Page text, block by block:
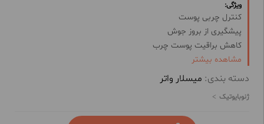
ویژگی:
کنترل چربی پوست
پیشگیری از بروز جوش
کاهش براقیت پوست چرب
ضد حساسیت و التهاب
استفاده از فناوری نوین میسل
فاقد مواد صابونی، پارابن، روغن و الکل
پاک کننده آرایش های غلیظ و ضد آب
مشاهده بیشتر
دسته بندی: میسلار واتر
ژنوبایوتیک